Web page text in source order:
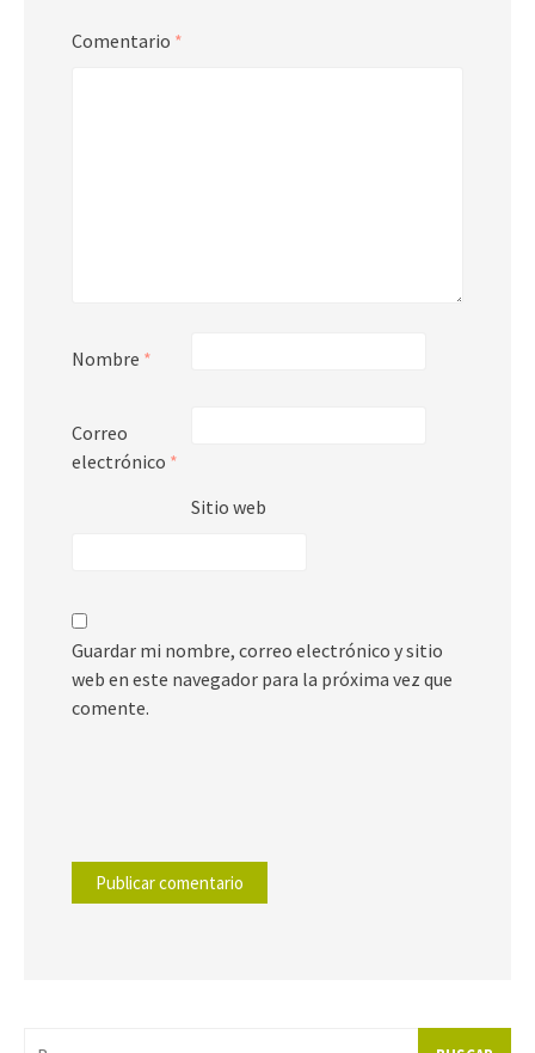
Comentario *
Nombre *
Correo
electrónico *
Sitio web
Guardar mi nombre, correo electrónico y sitio
web en este navegador para la próxima vez que
comente.